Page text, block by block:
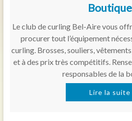
Boutique
Le club de curling Bel-Aire vous
procurer tout l’équipement
curling. Brosses, souliers,
et à des prix très compétitifs.
responsables de la
Lire la suite